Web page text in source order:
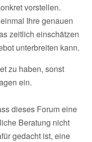
vorstellen.
Ihre genauen
zeitlich einschätzen
unterbreiten kann.
zu haben, sonst
ein.
dieses Forum eine
Beratung nicht
gedacht ist, eine